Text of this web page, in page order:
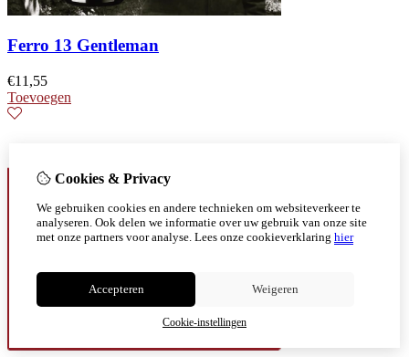
Ferro 13 Gentleman
€11,55
Toevoegen
Cookies & Privacy
We gebruiken cookies en andere technieken om websiteverkeer te
analyseren. Ook delen we informatie over uw gebruik van onze site
met onze partners voor analyse. Lees onze cookieverklaring hier
Accepteren Weigeren
Cookie-instellingen